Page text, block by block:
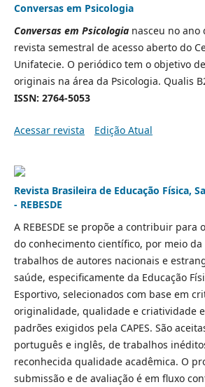
Conversas em Psicologia
Conversas em Psicologianasceu no ano
revista semestral de acesso aberto do
Unifatecie. O periódico tem o objetivo
originais na área da Psicologia. Qualis
ISSN: 2764-5053
Acessar revista Edição Atual
Revista Brasileira de Educação Física,
- REBESDE
A REBESDE se propõe a contribuir para
do conhecimento científico, por meio
trabalhos de autores nacionais e
saúde, especificamente da Educação
Esportivo, selecionados com base em
originalidade, qualidade e criatividade
padrões exigidos pela CAPES. São
português e inglês, de trabalhos
reconhecida qualidade acadêmica. O
submissão e de avaliação é em fluxo